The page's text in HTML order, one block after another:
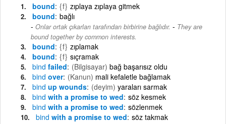
bound {f} zıplaya zıplaya gitmek
bound bağlı
Onlar ortak çıkarları tarafından birbirine bağlıdır. - They are
bound together by common interests.
bound {f} zıplamak
bound {f} sıçramak
bind failed (Bilgisayar) bağ başarısız oldu
bind over (Kanun) mali kefaletle bağlamak
bind up wounds (deyim) yaraları sarmak
bind with a promise to wed söz kesmek
bind with a promise to wed sözlenmek
bind with a promise to wed söz takmak